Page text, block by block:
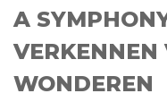
A
VERKENNEN
WONDEREN